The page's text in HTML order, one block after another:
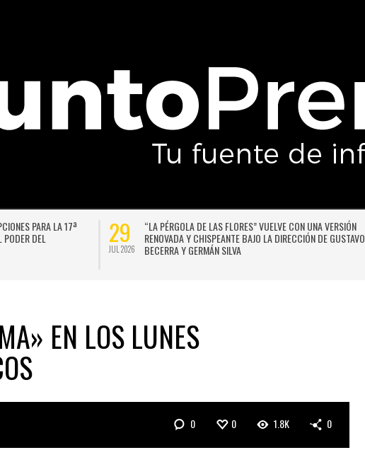
PARA LA 17ª
DEL
29
JUL 2026
“LA PÉRGOLA DE LAS FLORES” VUELVE CON UNA VERSIÓN
RENOVADA Y CHISPEANTE BAJO LA DIRECCIÓN DE GUSTAVO
BECERRA Y GERMÁN SILVA
EN LOS LUNES
0 0 1.8K 0